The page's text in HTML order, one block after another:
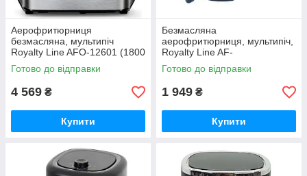
Аерофритюрниця
безмасляна, мультипіч
Royalty Line AFO-12601 (1800
Вт, чаша 12 л, таймер 90хв,
до 200°C)
Готово до відправки
4 569 ₴
Купити
Безмасляна
аерофритюрниця, мультипіч,
Royalty Line AF-
1000.643.18.SB (2200 Вт,
чаша 3 л, таймер 30хв)
Готово до відправки
1 949 ₴
Купити